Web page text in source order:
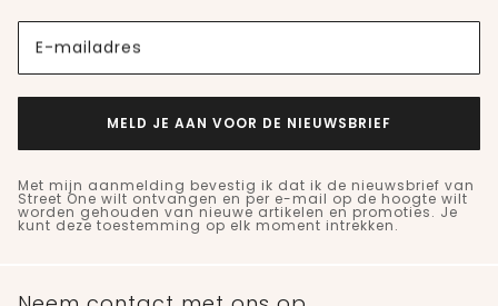
E-mailadres
MELD JE AAN VOOR DE NIEUWSBRIEF
Met mijn aanmelding bevestig ik dat ik de nieuwsbrief van
Street One wilt ontvangen en per e-mail op de hoogte wilt
worden gehouden van nieuwe artikelen en promoties. Je
kunt deze toestemming op elk moment intrekken.